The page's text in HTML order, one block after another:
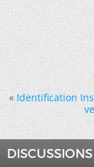
« Identification